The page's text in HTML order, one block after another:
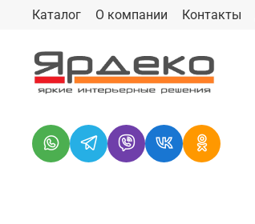
Каталог О компании Контакты